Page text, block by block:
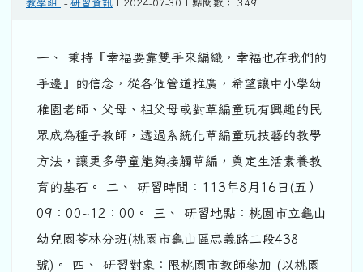
教學組 - 研習資訊 | 2024-07-30 | 點閱數： 349
一、 秉持『幸福要靠雙手來編織，幸福也在我們的
手邊』的信念，從各個管道推廣，希望讓中小學幼
稚園老師、父母、祖父母或對草編童玩有興趣的民
眾成為種子教師，透過系統化草編童玩技藝的教學
方法，讓更多學童能夠接觸草編，奠定生活素養教
育的基石。 二、 研習時間：113年8月16日(五）
09：00~12：00。 三、 研習地點：桃園市立龜山
幼兒園苓林分班(桃園市龜山區忠義路二段438
號)。 四、 研習對象：限桃園市教師參加 (以桃園